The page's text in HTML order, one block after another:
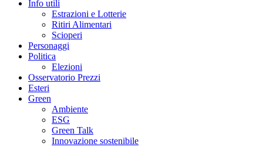
Info utili
Estrazioni e Lotterie
Ritiri Alimentari
Scioperi
Personaggi
Politica
Elezioni
Osservatorio Prezzi
Esteri
Green
Ambiente
ESG
Green Talk
Innovazione sostenibile